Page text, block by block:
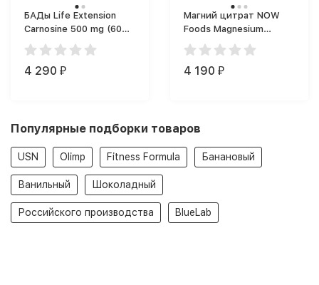
БАДы Life Extension
Carnosine 500 mg (60
капс.)
4 290 ₽
Магний цитрат NOW
Foods Magnesium
Citrate 400 mg большая
порция (250 таб.)
4 190 ₽
Популярные подборки товаров
USN Olimp Fitness Formula Банановый
Ванильный Шоколадный
Российского производства BlueLab